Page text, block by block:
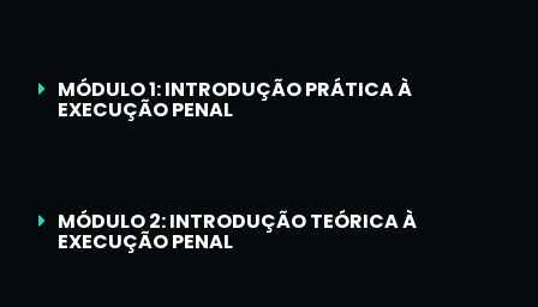
MÓDULO 1: INTRODUÇÃO PRÁTICA À
EXECUÇÃO PENAL
MÓDULO 2: INTRODUÇÃO TEÓRICA À
EXECUÇÃO PENAL